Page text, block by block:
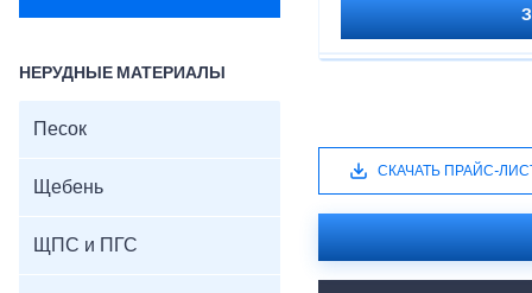
НЕРУДНЫЕ МАТЕРИАЛЫ
Песок
Щебень
ЩПС и ПГС
СКАЧАТЬ ПРАЙС-